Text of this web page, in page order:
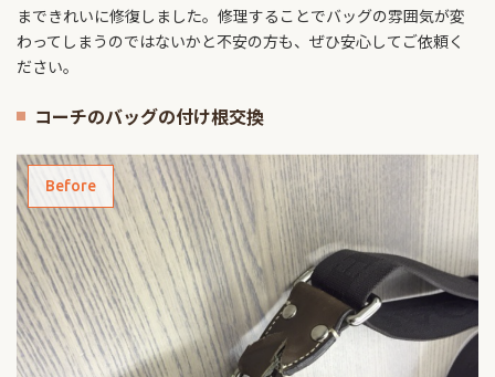
まできれいに修復しました。修理することでバッグの雰囲気が変
わってしまうのではないかと不安の方も、ぜひ安心してご依頼く
ださい。
コーチのバッグの付け根交換
Before